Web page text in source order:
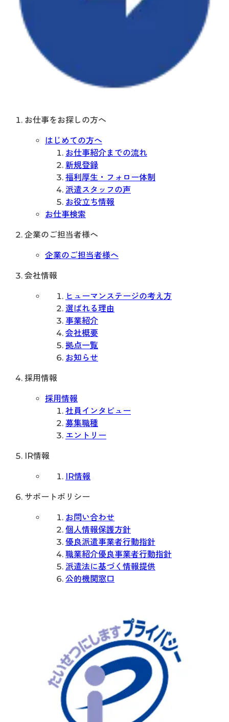
お仕事をお探しの方へ
はじめての方へ
お仕事紹介までの流れ
新規登録
福利厚生・フォロー体制
派遣スタッフの声
お役立ち情報
お仕事検索
企業のご担当者様へ
企業のご担当者様へ
会社情報
ヒューマンステージの考え方
選ばれる理由
事業紹介
会社概要
拠点一覧
お知らせ
採用情報
採用情報
社員インタビュー
募集職種
エントリー
IR情報
IR情報
サポートポリシー
お問い合わせ
個人情報保護方針
優良派遣事業者行動指針
職業紹介優良事業者行動指針
派遣法に基づく情報提供
公的機関窓口